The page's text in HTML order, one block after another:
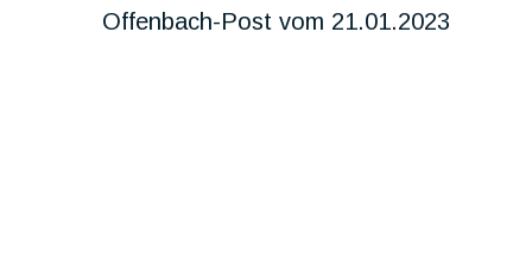
Offenbach-Post vom 21.01.2023